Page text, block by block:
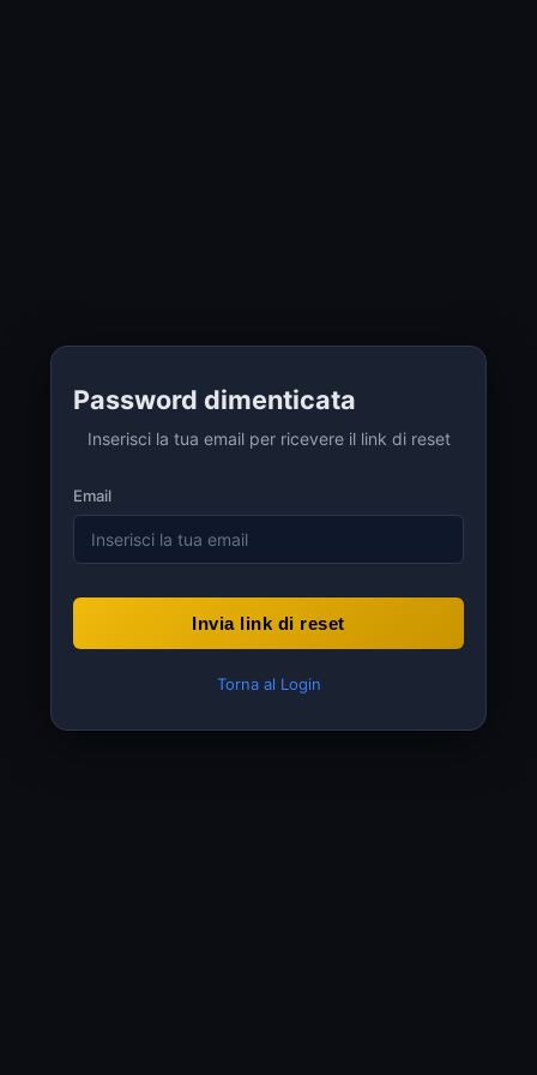
Password dimenticata
Inserisci la tua email per ricevere il link di reset
Email
Invia link di reset
Torna al Login